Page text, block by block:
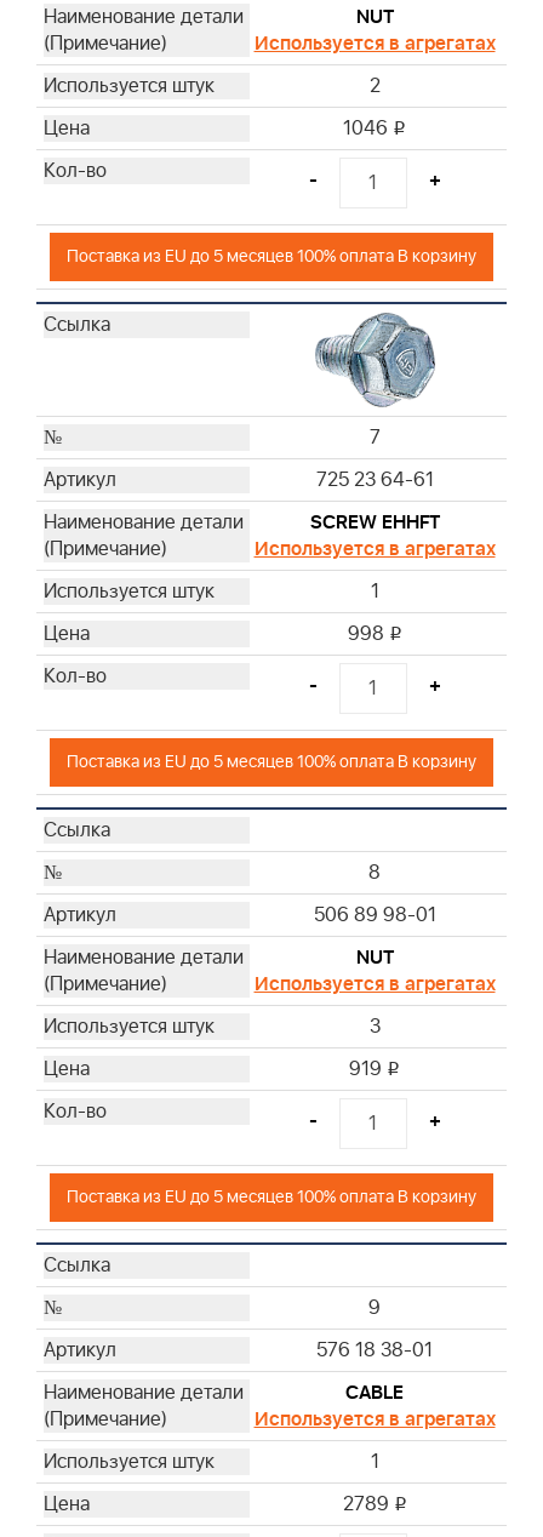
NUT
Используется в агрегатах
2
1046 i
- +
Поставка из EU до 5 месяцев 100% оплата В корзину
7
725 23 64-61
SCREW EHHFT
Используется в агрегатах
1
998 i
- +
Поставка из EU до 5 месяцев 100% оплата В корзину
8
506 89 98-01
NUT
Используется в агрегатах
3
919 i
- +
Поставка из EU до 5 месяцев 100% оплата В корзину
9
576 18 38-01
CABLE
Используется в агрегатах
1
2789 i